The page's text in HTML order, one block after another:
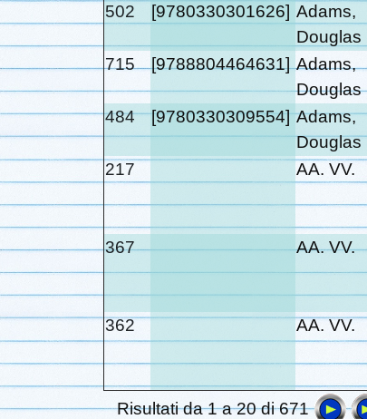
502
[9780330301626] Adams,
Douglas
715 [9788804464631]Adams,
Douglas
484 [9780330309554]Adams,
Douglas
217 AA. VV.
367 AA. VV.
362 AA. VV.
Risultati da 1 a 20 di 671